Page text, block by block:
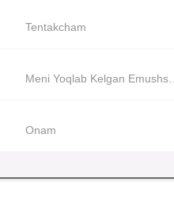
Tentakcham
Meni Yoqlab Kelgan Emushsan
Onam